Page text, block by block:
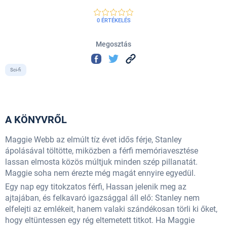
0 ÉRTÉKELÉS
Megosztás
Sci-fi
A KÖNYVRŐL
Maggie Webb az elmúlt tíz évet idős férje, Stanley
ápolásával töltötte, miközben a férfi memóriavesztése
lassan elmosta közös múltjuk minden szép pillanatát.
Maggie soha nem érezte még magát ennyire egyedül.
Egy nap egy titokzatos férfi, Hassan jelenik meg az
ajtajában, és felkavaró igazsággal áll elő: Stanley nem
elfelejti az emlékeit, hanem valaki szándékosan törli ki őket,
hogy eltüntessen egy rég eltemetett titkot. Ha Maggie